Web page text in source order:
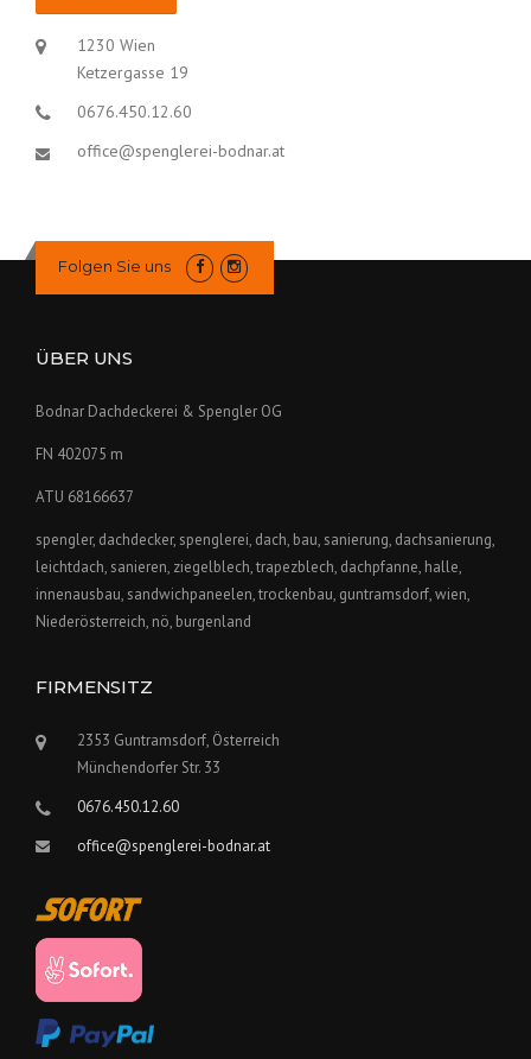
1230 Wien
Ketzergasse 19
0676.450.12.60
office@spenglerei-bodnar.at
Folgen Sie uns
ÜBER UNS
Bodnar Dachdeckerei & Spengler OG
FN 402075 m
ATU 68166637
spengler, dachdecker, spenglerei, dach, bau, sanierung, dachsanierung,
leichtdach, sanieren, ziegelblech, trapezblech, dachpfanne, halle,
innenausbau, sandwichpaneelen, trockenbau, guntramsdorf, wien,
Niederösterreich, nö, burgenland
FIRMENSITZ
2353 Guntramsdorf, Österreich
Münchendorfer Str. 33
0676.450.12.60
office@spenglerei-bodnar.at